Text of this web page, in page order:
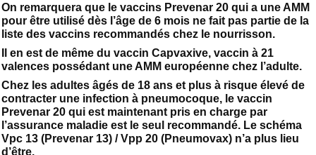
On remarquera que le vaccins Prevenar 20 qui a une AMM
pour être utilisé dès l’âge de 6 mois ne fait pas partie de la
liste des vaccins recommandés chez le nourrisson.
Il en est de même du vaccin Capvaxive, vaccin à 21
valences possédant une AMM européenne chez l’adulte.
Chez les adultes âgés de 18 ans et plus à risque élevé de
contracter une infection à pneumocoque, le vaccin
Prevenar 20 qui est maintenant pris en charge par
l’assurance maladie est le seul recommandé. Le schéma
Vpc 13 (Prevenar 13) / Vpp 20 (Pneumovax) n’a plus lieu
d’être.